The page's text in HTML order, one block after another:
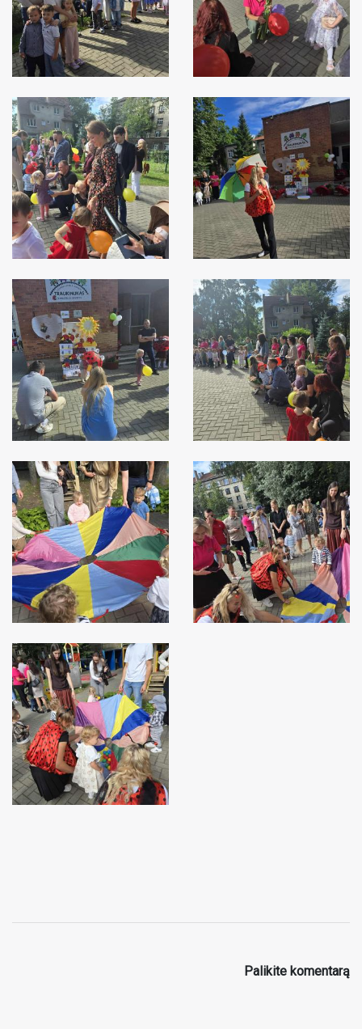
Palikite komentarą